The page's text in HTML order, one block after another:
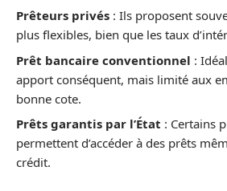
Prêteurs privés : Ils proposent
plus flexibles, bien que les taux
Prêt bancaire conventionnel :
apport conséquent, mais limité aux
bonne cote.
Prêts garantis par l’État : Certains
permettent d’accéder à des prêts
crédit.